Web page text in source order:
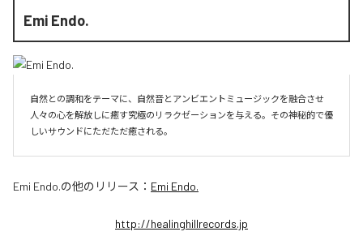
Emi Endo.
自然との調和をテーマに、自然音とアンビエントミュージックを融合させ
人々の心を解放しに癒す究極のリラクゼーションを与える。その神秘的で優
しいサウンドにただただ癒される。
Emi Endo.の他のリリース： Emi Endo.
http://healinghillrecords.jp